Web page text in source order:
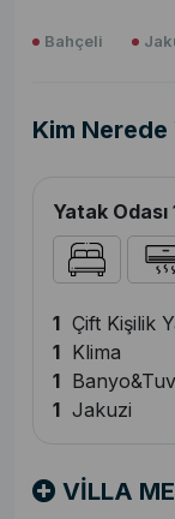
Bahçeli
Kim
Yatak Odası
1 Çift Kişilik
1 Klima
1
1 Jakuzi
VİLLA